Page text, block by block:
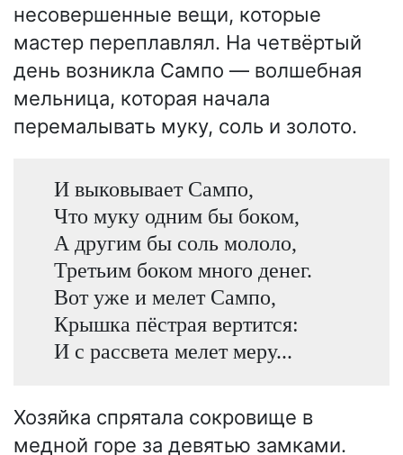
несовершенные вещи, которые
мастер переплавлял. На четвёртый
день возникла Сампо — волшебная
мельница, которая начала
перемалывать муку, соль и золото.
И выковывает Сампо,
Что муку одним бы боком,
А другим бы соль мололо,
Третьим боком много денег.
Вот уже и мелет Сампо,
Крышка пёстрая вертится:
И с рассвета мелет меру...
Хозяйка спрятала сокровище в
медной горе за девятью замками.